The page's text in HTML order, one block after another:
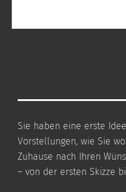
Sie haben eine erste
Vorstellungen, wie Sie
Zuhause nach Ihren
– von der ersten Skizze